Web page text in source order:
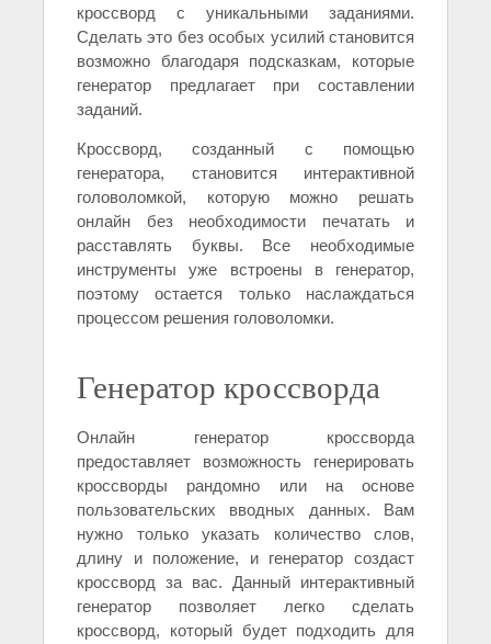
кроссворд с уникальными заданиями.
Сделать это без особых усилий становится
возможно благодаря подсказкам, которые
генератор предлагает при составлении
заданий.
Кроссворд, созданный с помощью
генератора, становится интерактивной
головоломкой, которую можно решать
онлайн без необходимости печатать и
расставлять буквы. Все необходимые
инструменты уже встроены в генератор,
поэтому остается только наслаждаться
процессом решения головоломки.
Генератор кроссворда
Онлайн генератор кроссворда
предоставляет возможность генерировать
кроссворды рандомно или на основе
пользовательских вводных данных. Вам
нужно только указать количество слов,
длину и положение, и генератор создаст
кроссворд за вас. Данный интерактивный
генератор позволяет легко сделать
кроссворд, который будет подходить для